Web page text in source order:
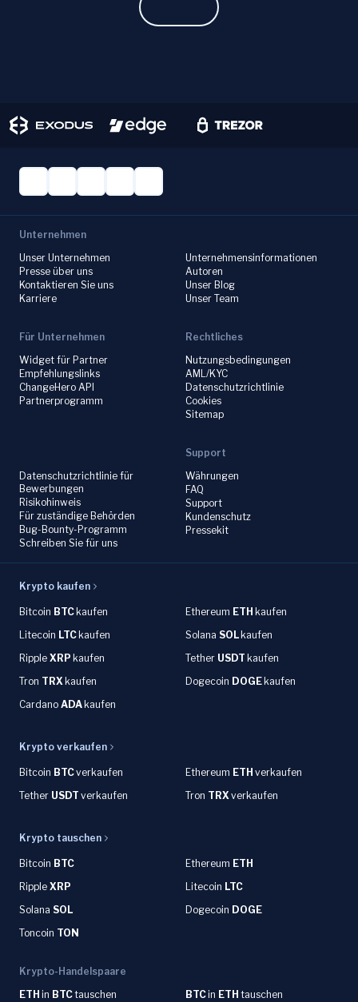
Unternehmen
Unser Unternehmen
Presse über uns
Kontaktieren Sie uns
Karriere
Unternehmensinformationen
Autoren
Unser Blog
Unser Team
Für Unternehmen
Widget für Partner
Empfehlungslinks
ChangeHero API
Partnerprogramm
Rechtliches
Nutzungsbedingungen
AML/KYC
Datenschutzrichtlinie
Cookies
Sitemap
Datenschutzrichtlinie für
Bewerbungen
Risikohinweis
Für zuständige Behörden
Bug-Bounty-Programm
Schreiben Sie für uns
Support
Währungen
FAQ
Support
Kundenschutz
Pressekit
Krypto kaufen
Bitcoin BTC kaufen Ethereum ETH kaufen
Litecoin LTC kaufen Solana SOL kaufen
Ripple XRP kaufen Tether USDT kaufen
Tron TRX kaufen Dogecoin DOGE kaufen
Cardano ADA kaufen
Krypto verkaufen
Bitcoin BTCverkaufen Ethereum ETH verkaufen
Tether USDT verkaufen Tron TRXverkaufen
Krypto tauschen
Bitcoin BTC Ethereum ETH
Ripple XRP Litecoin LTC
Solana SOL Dogecoin DOGE
Toncoin TON
Krypto-Handelspaare
ETH in BTCtauschen BTCin ETH tauschen